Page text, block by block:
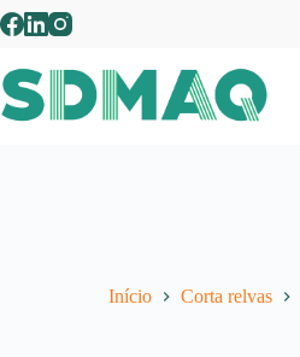
Pular
para
conteúdo
Início Corta relvas